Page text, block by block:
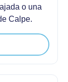
o una
Calpe.